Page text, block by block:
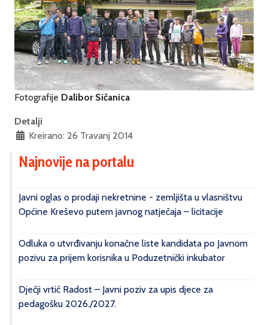
Fotografije Dalibor Sičanica
Detalji
Kreirano: 26 Travanj 2014
Najnovije na portalu
Javni oglas o prodaji nekretnine - zemljišta u vlasništvu
Općine Kreševo putem javnog natječaja – licitacije
Odluka o utvrđivanju konačne liste kandidata po Javnom
pozivu za prijem korisnika u Poduzetnički inkubator
Dječji vrtić Radost – Javni poziv za upis djece za
pedagošku 2026./2027.